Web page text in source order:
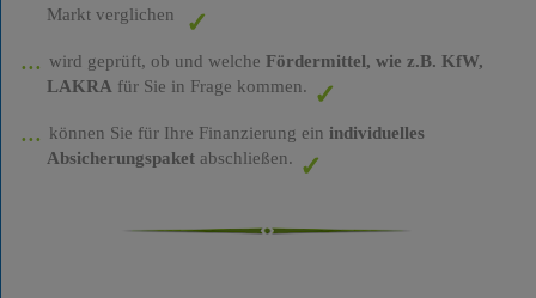
Markt verglichen
wird geprüft, ob und welche Fördermittel, wie z.B. KfW,
LAKRA für Sie in Frage kommen.
können Sie für Ihre Finanzierung ein individuelles
Absicherungspaketabschließen.